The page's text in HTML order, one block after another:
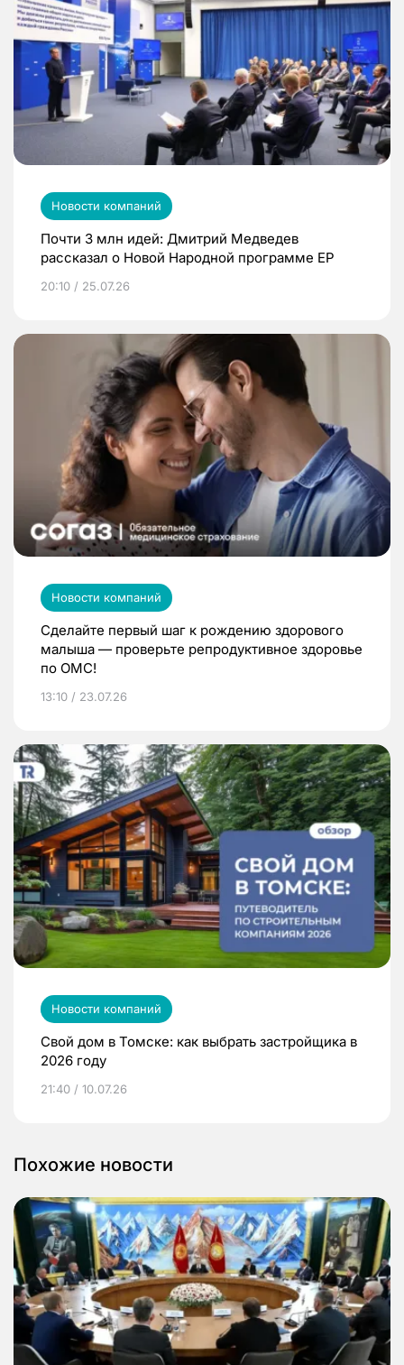
Новости компаний
Почти 3 млн идей: Дмитрий Медведев
рассказал о Новой Народной программе ЕР
20:10 / 25.07.26
Новости компаний
Сделайте первый шаг к рождению здорового
малыша — проверьте репродуктивное здоровье
по ОМС!
13:10 / 23.07.26
Новости компаний
Свой дом в Томске: как выбрать застройщика в
2026 году
21:40 / 10.07.26
Похожие новости